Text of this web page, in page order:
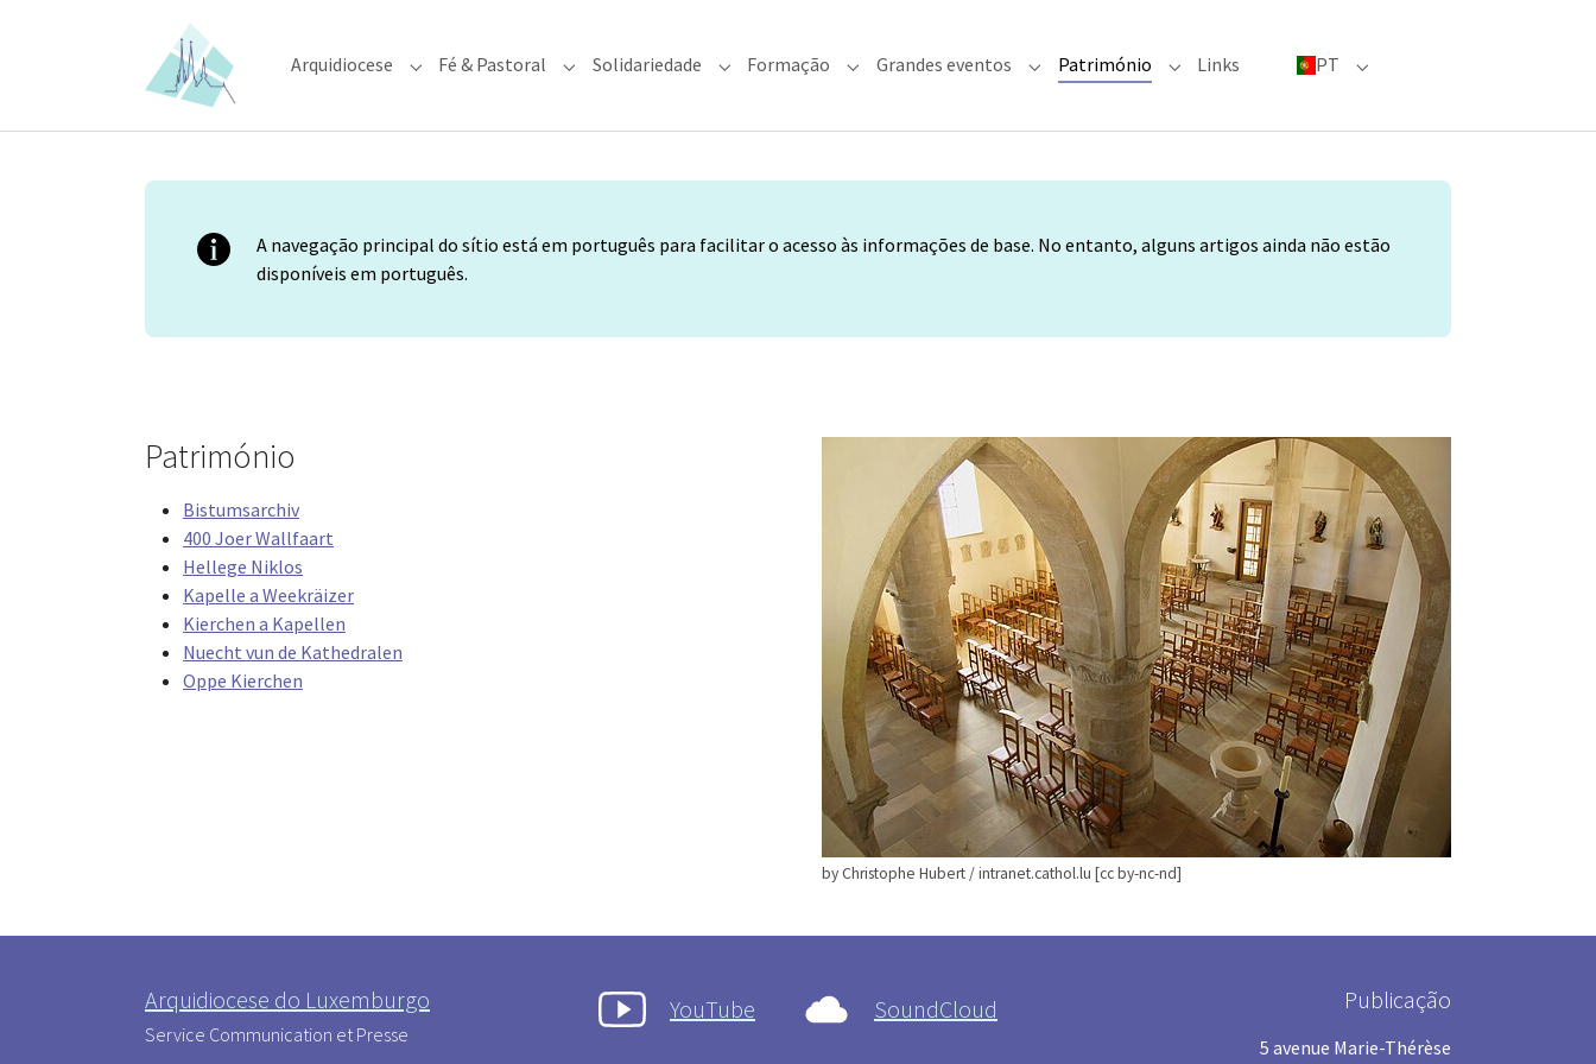
Arquidiocese Submenu for "Arquidiocese"
Fé & Pastoral Submenu for "Fé & Pastoral"
Solidariedade Submenu for "Solidariedade"
Formação Submenu for "Formação"
Grandes eventos Submenu for "Grandes eventos"
Património(current)
Submenu for "Património"
Links PT Submenu for "PT"
A navegação principal do sítio está em português para facilitar o acesso às informações de base. No entanto, alguns artigos ainda não estão
disponíveis em português.
Património
Bistumsarchiv
400 Joer Wallfaart
Hellege Niklos
Kapelle a Weekräizer
Kierchen a Kapellen
Nuecht vun de Kathedralen
Oppe Kierchen
by Christophe Hubert / intranet.cathol.lu [cc by-nc-nd]
Arquidiocese do Luxemburgo
Service Communication et Presse
YouTube SoundCloud Publicação
5 avenue Marie-Thérèse